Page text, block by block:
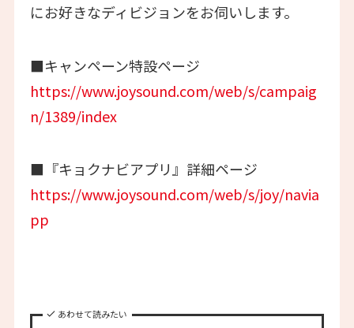
にお好きなディビジョンをお伺いします。
■キャンペーン特設ページ
https://www.joysound.com/web/s/campaig
n/1389/index
■『キョクナビアプリ』詳細ページ
https://www.joysound.com/web/s/joy/navia
pp
あわせて読みたい